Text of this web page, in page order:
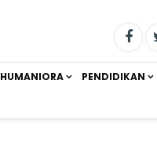
HUMANIORA PENDIDIKAN